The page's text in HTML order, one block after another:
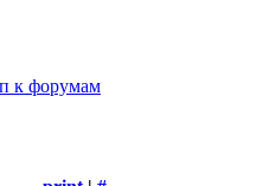
к форумам